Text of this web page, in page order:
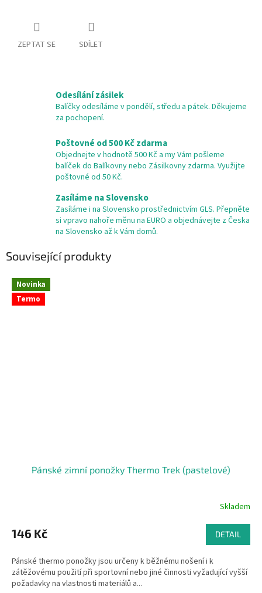
ZEPTAT SE SDÍLET
Odesílání zásilek
Balíčky odesíláme v pondělí, středu a pátek. Děkujeme
za pochopení.
Poštovné od 500 Kč zdarma
Objednejte v hodnotě 500 Kč a my Vám pošleme
balíček do Balíkovny nebo Zásilkovny zdarma. Využijte
poštovné od 50 Kč.
Zasíláme na Slovensko
Zasíláme i na Slovensko prostřednictvím GLS. Přepněte
si vpravo nahoře měnu na EURO a objednávejte z Česka
na Slovensko až k Vám domů.
Související produkty
Novinka
Termo
Pánské zimní ponožky Thermo Trek (pastelové)
Skladem
146 Kč DETAIL
Pánské thermo ponožky jsou určeny k běžnému nošení i k
zátěžovému použití při sportovní nebo jiné činnosti vyžadující vyšší
požadavky na vlastnosti materiálů a...